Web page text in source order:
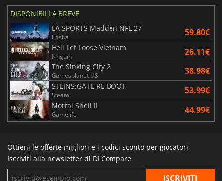
DISPONIBILI A BREVE
EA SPORTS Madden NFL 27
Eneba 59.80€
Hell Let Loose Vietnam
Kinguin 26.11€
The Sinking City 2
Gamesplanet US 38.98€
STEINS;GATE RE BOOT
Steam 53.99€
Mortal Shell II
Gamelife 44.99€
Ottieni le offerte migliori e i codici sconto per giocatori
Iscriviti alla newsletter di DLCompare